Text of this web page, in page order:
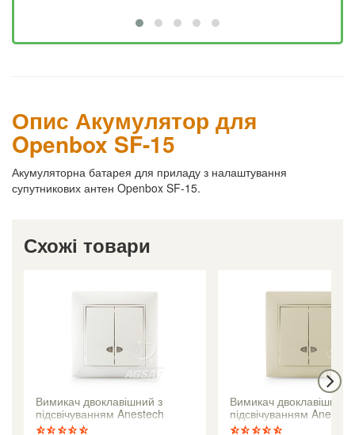
Опис Акумулятор для
Openbox SF-15
Акумуляторна батарея для приладу з налаштування
супутникових антен Openbox SF-15.
Схожі товари
Вимикач двоклавішний з
підсвічуванням Anestech
(білий)
Вимикач двоклавішний
підсвічуванням
(кремовий)